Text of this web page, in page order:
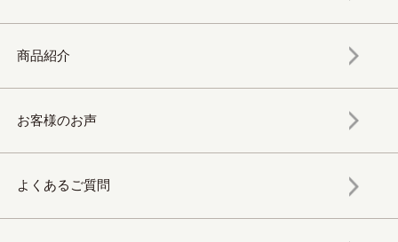
商品紹介
お客様のお声
よくあるご質問